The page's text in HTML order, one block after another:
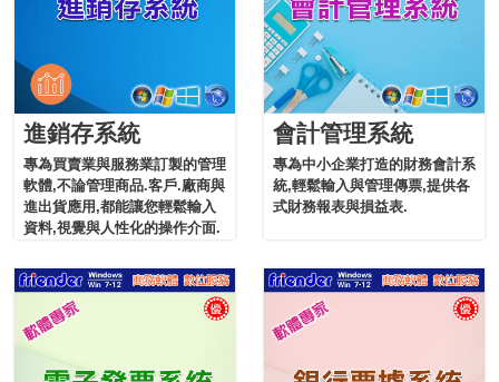
進銷存系統
專為買賣業與服務業訂製的管理
軟體,不論管理商品.客戶.廠商與
進出貨應用,都能讓您輕鬆輸入
資料,視覺與人性化的操作介面.
會計管理系統
專為中小企業打造的財務會計系
統,輕鬆輸入與管理傳票,提供各
式財務報表與損益表.